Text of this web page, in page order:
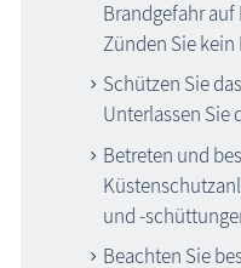
Brandgefahr
Zünden Sie kein
Schützen Sie
Unterlassen Sie
Betreten und
und -
Beachten Sie